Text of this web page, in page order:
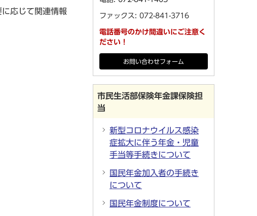
応じて関連情報
ファックス: 072-841-3716
電話番号のかけ間違いにご注意く
ださい！
お問い合わせフォーム
市民生活部保険年金課保険担
当
新型コロナウイルス感染
症拡大に伴う年金・児童
手当等手続きについて
国民年金加入者の手続き
について
国民年金制度について